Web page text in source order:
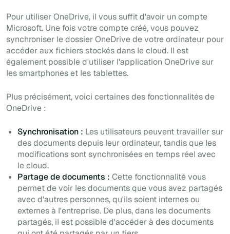
Pour utiliser OneDrive, il vous suffit d'avoir un compte
Microsoft. Une fois votre compte créé, vous pouvez
synchroniser le dossier OneDrive de votre ordinateur pour
accéder aux fichiers stockés dans le cloud. Il est
également possible d'utiliser l'application OneDrive sur
les smartphones et les tablettes.
Plus précisément, voici certaines des fonctionnalités de
OneDrive :
Synchronisation : Les utilisateurs peuvent travailler sur
des documents depuis leur ordinateur, tandis que les
modifications sont synchronisées en temps réel avec
le cloud.
Partage de documents :Cette fonctionnalité vous
permet de voir les documents que vous avez partagés
avec d'autres personnes, qu'ils soient internes ou
externes à l'entreprise. De plus, dans les documents
partagés, il est possible d'accéder à des documents